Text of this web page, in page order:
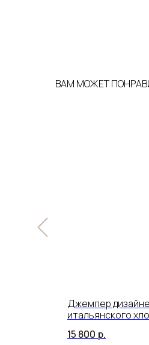
ВАМ МОЖЕТ
Джемпер
итальянского
15 800 р.